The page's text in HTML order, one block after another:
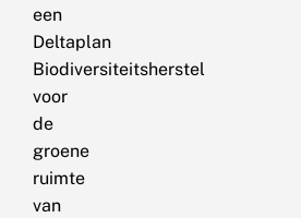
een
Deltaplan
Biodiversiteitsherstel
voor
de
groene
ruimte
van